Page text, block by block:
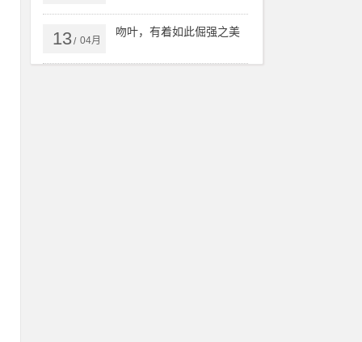
13/ 04月
吻叶，有着如此倔强之美